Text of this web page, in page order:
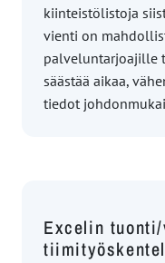
kiinteistölistoja
vienti on
palveluntarjoajille
säästää aikaa,
tiedot
Excelin